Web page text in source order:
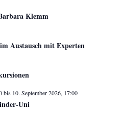
Klemm
Austausch mit Experten
bis 10. September 2026, 17:00
Uni